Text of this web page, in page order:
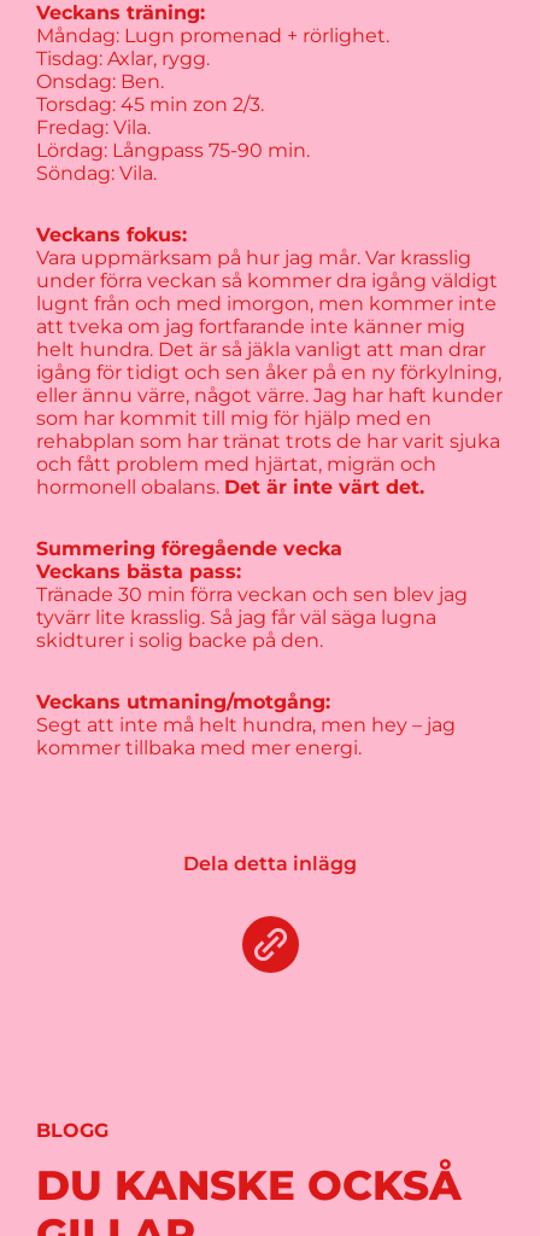
Veckans träning:
Måndag: Lugn promenad + rörlighet.
Tisdag: Axlar, rygg.
Onsdag: Ben.
Torsdag: 45 min zon 2/3.
Fredag: Vila.
Lördag: Långpass 75-90 min.
Söndag: Vila.
Veckans fokus:
Vara uppmärksam på hur jag mår. Var krasslig
under förra veckan så kommer dra igång väldigt
lugnt från och med imorgon, men kommer inte
att tveka om jag fortfarande inte känner mig
helt hundra. Det är så jäkla vanligt att man drar
igång för tidigt och sen åker på en ny förkylning,
eller ännu värre, något värre. Jag har haft kunder
som har kommit till mig för hjälp med en
rehabplan som har tränat trots de har varit sjuka
och fått problem med hjärtat, migrän och
hormonell obalans. Det är inte värt det.
Summering föregående vecka
Veckans bästa pass:
Tränade 30 min förra veckan och sen blev jag
tyvärr lite krasslig. Så jag får väl säga lugna
skidturer i solig backe på den.
Veckans utmaning/motgång:
Segt att inte må helt hundra, men hey – jag
kommer tillbaka med mer energi.
Dela detta inlägg
BLOGG
DU KANSKE OCKSÅ